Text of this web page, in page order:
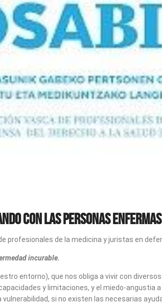
con las personas
profesionales de la medicina y juristas en
incurable.
entorno), que nos obliga a vivir con
y limitaciones, y el miedo-angustia
si no existen las necesarias